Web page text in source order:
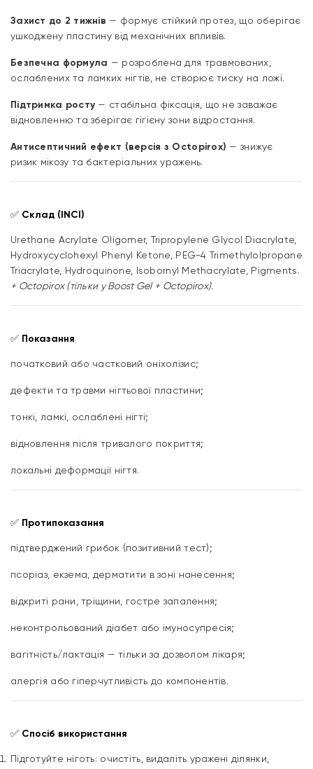
Захист до 2 тижнів — формує стійкий протез, що оберігає
ушкоджену пластину від механічних впливів.
Безпечна формула — розроблена для травмованих,
ослаблених та ламких нігтів, не створює тиску на ложі.
Підтримка росту — стабільна фіксація, що не заважає
відновленню та зберігає гігієну зони відростання.
Антисептичний ефект (версія з Octopirox) — знижує
ризик мікозу та бактеріальних уражень.
✅ Склад (INCI)
Urethane Acrylate Oligomer, Tripropylene Glycol Diacrylate,
Hydroxycyclohexyl Phenyl Ketone, PEG-4 Trimethylolpropane
Triacrylate, Hydroquinone, Isobornyl Methacrylate, Pigments.
+ Octopirox (тільки у Boost Gel + Octopirox).
✅ Показання
початковий або частковий оніхолізис;
дефекти та травми нігтьової пластини;
тонкі, ламкі, ослаблені нігті;
відновлення після тривалого покриття;
локальні деформації нігтя.
✅ Протипоказання
підтверджений грибок (позитивний тест);
псоріаз, екзема, дерматити в зоні нанесення;
відкриті рани, тріщини, гостре запалення;
неконтрольований діабет або імуносупресія;
вагітність/лактація — тільки за дозволом лікаря;
алергія або гіперчутливість до компонентів.
✅ Спосіб використання
Підготуйте ніготь: очистіть, видаліть уражені ділянки,